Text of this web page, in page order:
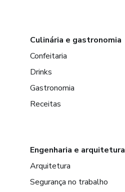
Culinária e gastronomia
Confeitaria
Drinks
Gastronomia
Receitas
Engenharia e arquitetura
Arquitetura
Segurança no trabalho